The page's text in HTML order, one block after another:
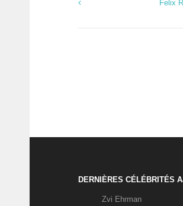
Felix
DERNIÈRES CÉLÉBRITÉS
Zvi Ehrman